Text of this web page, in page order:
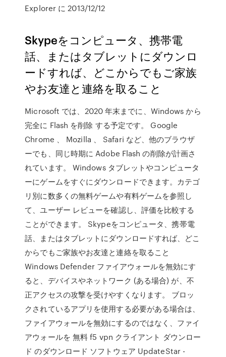
Explorer に 2013/12/12
Skypeをコンピュータ、携帯電
話、またはタブレットにダウンロ
ードすれば、どこからでもご家族
やお友達と連絡を取ること
Microsoft では、2020 年末までに、Windows から
完全に Flash を削除 する予定です。 Google
Chrome 、 Mozilla 、 Safari など、他のブラウザ
ーでも、同じ時期に Adobe Flash の削除が計画さ
れています。 Windows タブレットやコンピュータ
ーにゲームをすぐにダウンロードできます。カテゴ
リ別に数多くの無料ゲームや有料ゲームを参照し
て、ユーザー レビューを確認し、評価を比較する
ことができます。 Skypeをコンピュータ、携帯電
話、またはタブレットにダウンロードすれば、どこ
からでもご家族やお友達と連絡を取ること
Windows Defender ファイアウォールを無効にす
ると、デバイスやネットワーク (ある場合) が、不
正アクセスの攻撃を受けやすくなります。 ブロッ
クされているアプリを使用する必要がある場合は、
ファイアウォールを無効にするのではなく、ファイ
アウォールを 無料 f5 vpn クライアント ダウンロー
ド のダウンロード ソフトウェア UpdateStar -